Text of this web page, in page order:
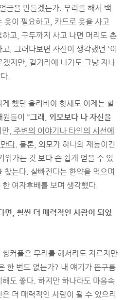
굴을 만들겠는가. 무리를 해서 백
옷이 필요하고, 카드로 옷을 사고
고, 구두까지 사고 나면 머리도 촌
, 그러다보면 자신이 생각했던 '이
지만, 길거리에 나가도 그냥 지나
.
했던 올리비아 핫세도 이제는 할
들이 "그래, 외모보다 나 자신을
, 주변의 이야기나 타인의 시선에
다. 물론, 외모가 하나의 재능이긴
워가는 것 보다 손 쉽게 얻을 수 있
찾는다. 살빠진다는 한약을 먹으며
여자후배를 보며 생각했다.
면, 훨씬 더 매력적인 사람이 되었
커플은 무리를 해서라도 지르지만
한 번도 없는가? 내 얘기가 뜬구름
도 좋다. 하지만 하나라도 마음속
더 매력적인 사람이 될 수 있으리